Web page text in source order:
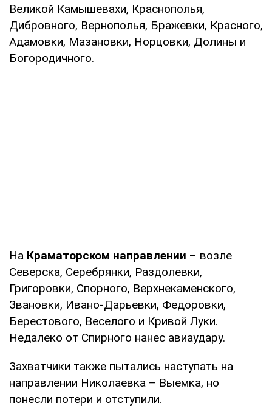
Великой Камышевахи, Краснополья,
Дибровного, Вернополья, Бражевки, Красного,
Адамовки, Мазановки, Норцовки, Долины и
Богородичного.
На Краматорском направлении – возле
Северска, Серебрянки, Раздолевки,
Григоровки, Спорного, Верхнекаменского,
Звановки, Ивано-Дарьевки, Федоровки,
Берестового, Веселого и Кривой Луки.
Недалеко от Спирного нанес авиаудару.
Захватчики также пытались наступать на
направлении Николаевка – Выемка, но
понесли потери и отступили.